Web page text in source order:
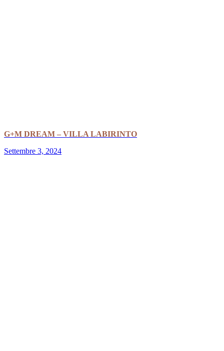
G+M DREAM – VILLA LABIRINTO
Settembre 3, 2024